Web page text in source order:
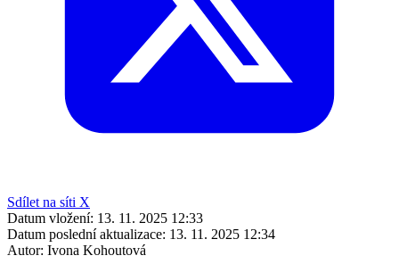
Sdílet na síti X
Datum vložení: 13. 11. 2025 12:33
Datum poslední aktualizace: 13. 11. 2025 12:34
Autor: Ivona Kohoutová